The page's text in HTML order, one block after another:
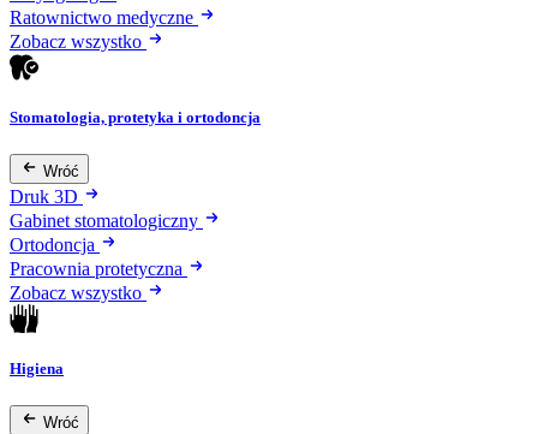
Ratownictwo medyczne
Zobacz wszystko
Stomatologia, protetyka i ortodoncja
Wróć
Druk 3D
Gabinet stomatologiczny
Ortodoncja
Pracownia protetyczna
Zobacz wszystko
Higiena
Wróć